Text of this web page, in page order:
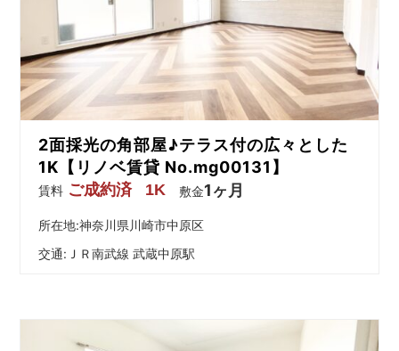
2面採光の角部屋♪テラス付の広々とした
1K【リノベ賃貸 No.mg00131】
賃料 ご成約済 1K 敷金1ヶ月
所在地:神奈川県川崎市中原区
交通: ＪＲ南武線 武蔵中原駅